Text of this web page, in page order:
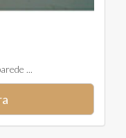
...